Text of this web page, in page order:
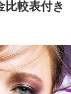
較表付き